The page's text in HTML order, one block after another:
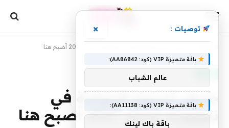
جدول أسبوع الموضة في
نيويورك لربيع 2027 أصبح هنا
توصيات : ×
باقة متميزة VIP (كود: AA86842):
عالم الشباب
باقة متميزة VIP (كود: AA11138):
باقة باك لينك